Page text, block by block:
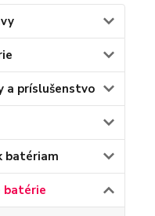
a príslušenstvo
batériam
batérie